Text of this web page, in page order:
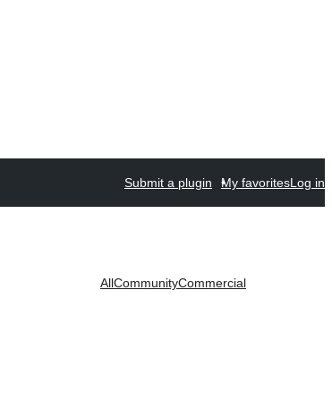
Submit a plugin My favoritesLog in
AllCommunityCommercial